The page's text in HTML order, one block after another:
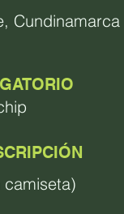
Cundinamarca